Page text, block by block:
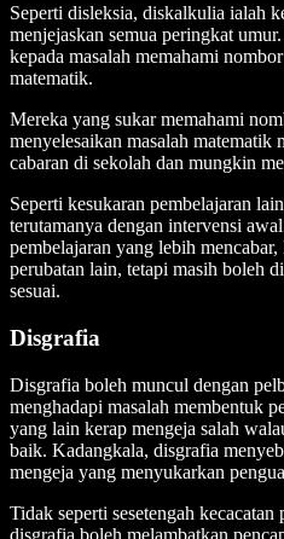
Seperti disleksia, diskalkulia ialah
menjejaskan semua peringkat
kepada masalah memahami
matematik.
Mereka yang sukar memahami
menyelesaikan masalah
cabaran di sekolah dan mungkin
Seperti kesukaran pembelajaran
terutamanya dengan intervensi
pembelajaran yang lebih
perubatan lain, tetapi masih boleh
sesuai.
Disgrafia
Disgrafia boleh muncul dengan
menghadapi masalah membentuk
yang lain kerap mengeja salah
baik. Kadangkala, disgrafia
mengeja yang menyukarkan
Tidak seperti sesetengah
disgrafia boleh melambatkan